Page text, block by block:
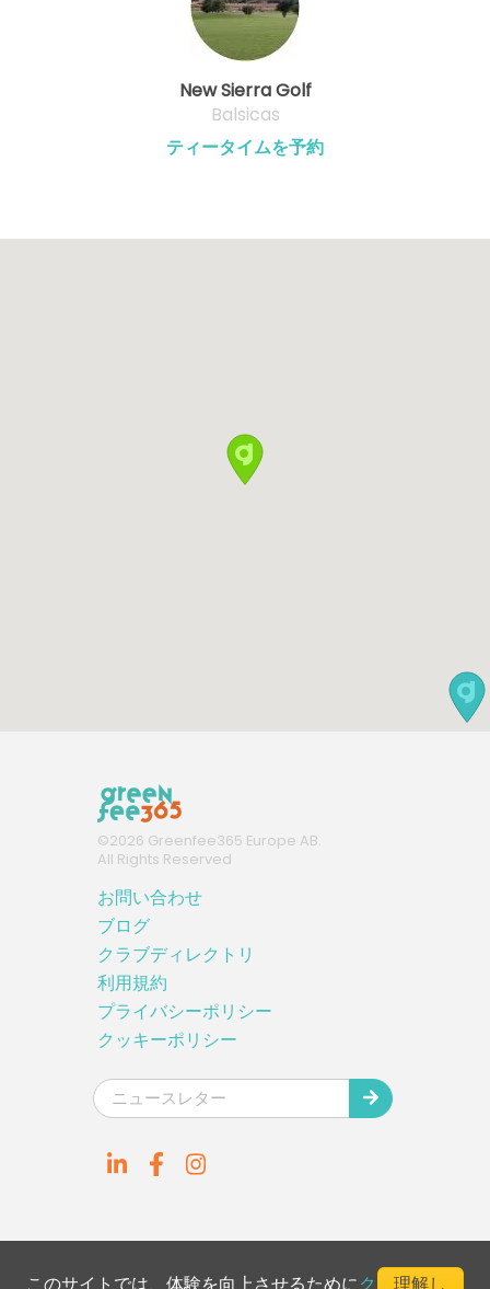
New Sierra Golf
Balsicas
ティータイムを予約
©2026 Greenfee365 Europe AB.
All Rights Reserved
お問い合わせ
ブログ
クラブディレクトリ
利用規約
プライバシーポリシー
クッキーポリシー